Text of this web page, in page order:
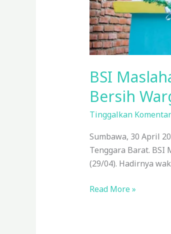
BSI
Bersih
Tinggalkan Komentar
Sumbawa, 30 April
Tenggara Barat. BSI
(29/04). Hadirnya
Read More »